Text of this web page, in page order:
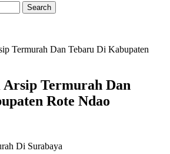
Termurah Dan Tebaru Di Kabupaten
Termurah Dan
Rote Ndao